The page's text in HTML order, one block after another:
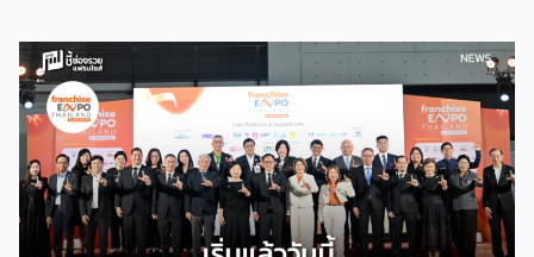
2026 ให้แก่ผู้ประกอบธุรกิจแฟรนไชส์ที่อยู่ในการส่งเสริมสนับสนุน
ของกรมฯ นายพูนพงษ์ นัยนาภากรณ์ อธิบดีกรมพัฒนาธุรกิจ
การค้า กระทรวงพาณิชย์ เปิดเผยภายหลังเป็นประธานเปิดงาน
“งานแฟรนไชส์ เอ็กซ์โป ไทยแลนด์ บาย สมาร์ท เอสเอ็มอี เอ็กซ์
โป (Franchise Expo Thailand by Smart SME Expo)” ซึ่ง
เป็นงานแสดงธุรกิจแฟรนไชส์ชั้นนำที่จัดขึ้นโดย บริษัท พีเอ็มจี
คอร์ปอเรชัน จำกัด เพื่อยกระดับศักยภาพของผู้ประกอบการและ
เจ้าของธุรกิจที่ต้องการขยายกิจการผ่านระบบแฟรนไชส์ […]